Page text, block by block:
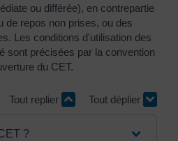
ou différée), en contrepartie
de repos non prises, ou des
Les conditions d'utilisation des
sont précisées par la convention
du CET.
Tout replier Tout déplier
?